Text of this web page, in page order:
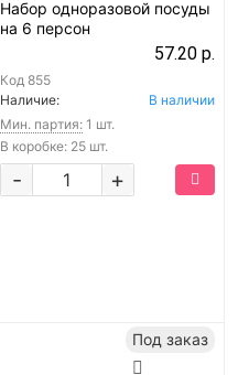
Набор одноразовой посуды
на 6 персон
57.20 р.
Код 855
Наличие:
В наличии
Мин. партия: 1 шт.
В коробке: 25 шт.
+
-
Под заказ